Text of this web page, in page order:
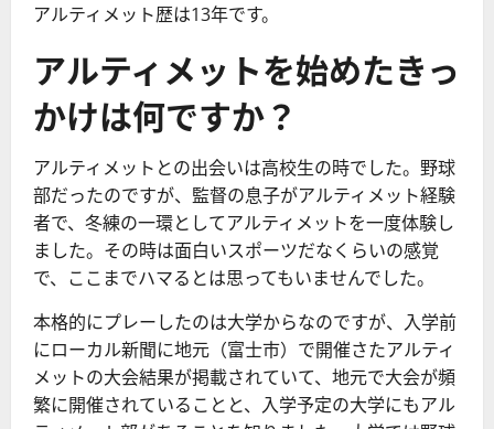
アルティメット歴は13年です。
アルティメットを始めたきっ
かけは何ですか？
アルティメットとの出会いは高校生の時でした。野球
部だったのですが、監督の息子がアルティメット経験
者で、冬練の一環としてアルティメットを一度体験し
ました。その時は面白いスポーツだなくらいの感覚
で、ここまでハマるとは思ってもいませんでした。
本格的にプレーしたのは大学からなのですが、入学前
にローカル新聞に地元（富士市）で開催さたアルティ
メットの大会結果が掲載されていて、地元で大会が頻
繁に開催されていることと、入学予定の大学にもアル